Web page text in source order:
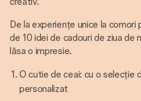
De la experiențe unice la
de 10 idei de cadouri de ziua de
lăsa o impresie.
O cutie de ceai: cu o selecție
personalizat